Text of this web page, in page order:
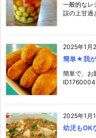
一般的なレ
誤の上甘過
2025年1月
簡単★我
簡単で、お
2025年1月
幼児もOK